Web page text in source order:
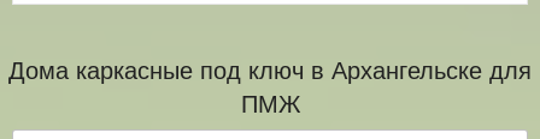
Дома каркасные под ключ в Архангельске для
ПМЖ